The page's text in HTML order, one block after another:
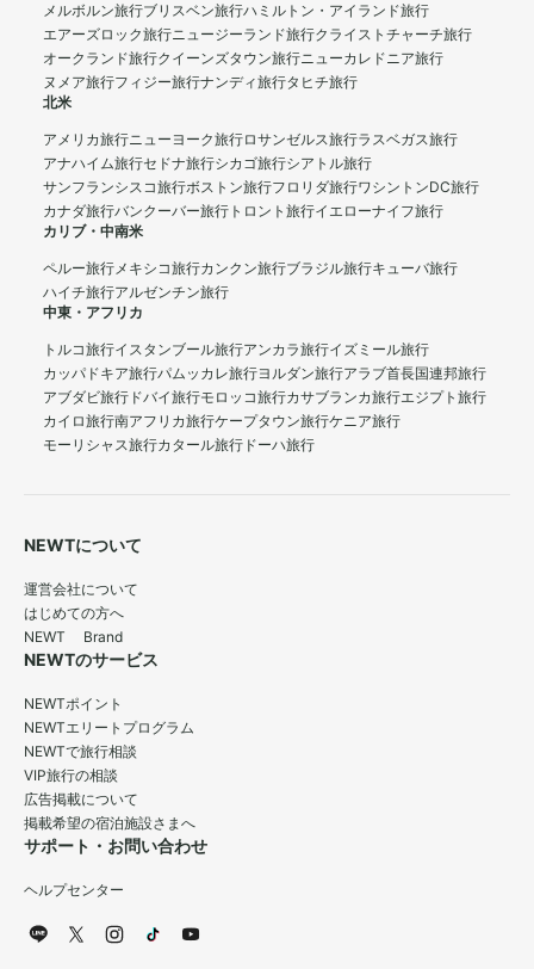
メルボルン旅行ブリスベン旅行ハミルトン・アイランド旅行
エアーズロック旅行ニュージーランド旅行クライストチャーチ旅行
オークランド旅行クイーンズタウン旅行ニューカレドニア旅行
ヌメア旅行フィジー旅行ナンディ旅行タヒチ旅行
北米
アメリカ旅行ニューヨーク旅行ロサンゼルス旅行ラスベガス旅行
アナハイム旅行セドナ旅行シカゴ旅行シアトル旅行
サンフランシスコ旅行ボストン旅行フロリダ旅行ワシントンDC旅行
カナダ旅行バンクーバー旅行 トロント旅行イエローナイフ旅行
カリブ・中南米
ペルー旅行メキシコ旅行カンクン旅行ブラジル旅行キューバ旅行
ハイチ旅行アルゼンチン旅行
中東・アフリカ
トルコ旅行イスタンブール旅行アンカラ旅行イズミール旅行
カッパドキア旅行パムッカレ旅行ヨルダン旅行アラブ首長国連邦旅行
アブダビ旅行 ドバイ旅行モロッコ旅行カサブランカ旅行エジプト旅行
カイロ旅行南アフリカ旅行ケープタウン旅行ケニア旅行
モーリシャス旅行カタール旅行 ドーハ旅行
NEWTについて
運営会社について
はじめての方へ
NEWT Brand
NEWTのサービス
NEWTポイント
NEWTエリートプログラム
NEWTで旅行相談
VIP旅行の相談
広告掲載について
掲載希望の宿泊施設さまへ
サポート・お問い合わせ
ヘルプセンター